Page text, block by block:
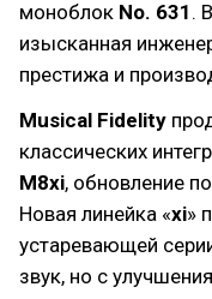
моноблок No. 631 .
изысканная
престижа и
Musical Fidelity
классических
M8xi, обновление
Новая линейка «xi»
устаревающей
звук, но с